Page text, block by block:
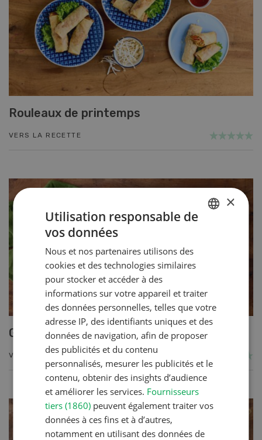
Rouleaux de printemps
VERS LA RECETTE
Gratin de céréales et légumes
VERS LA RECETTE
×
Utilisation responsable de
vos données
Nous et nos partenaires utilisons des
cookies et des technologies similaires
pour stocker et accéder à des
informations sur votre appareil et traiter
des données personnelles, telles que votre
adresse IP, des identifiants uniques et des
données de navigation, afin de proposer
des publicités et du contenu
personnalisés, mesurer les publicités et le
contenu, obtenir des insights d’audience
et améliorer les services. Fournisseurs
tiers (1860) peuvent également traiter vos
données à ces fins et à d’autres,
notamment en utilisant des données de